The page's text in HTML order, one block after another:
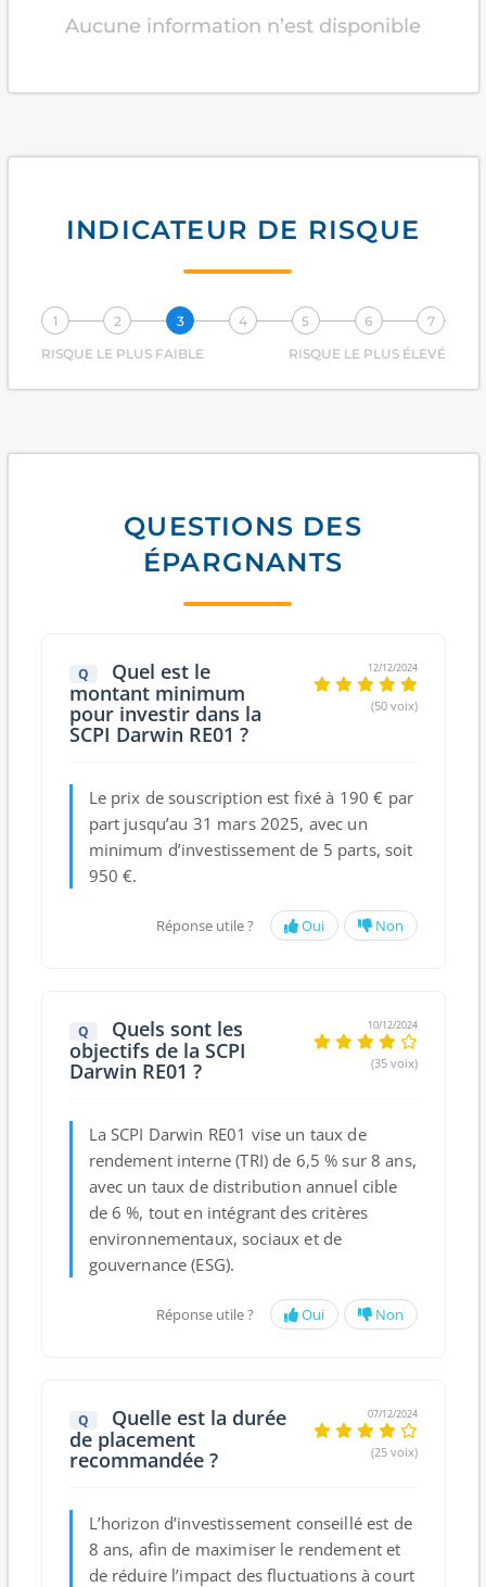
Aucune information n’est disponible
INDICATEUR DE RISQUE
1 2 3 4 5 6
7
RISQUE LE PLUS FAIBLE
RISQUE LE PLUS ÉLEVÉ
QUESTIONS DES
ÉPARGNANTS
Q
Quel est le
montant minimum
pour investir dans la
SCPI Darwin RE01 ?
12/12/2024
(50 voix)
Le prix de souscription est fixé à 190 € par
part jusqu’au 31 mars 2025, avec un
minimum d’investissement de 5 parts, soit
950 €.
Réponse utile ? Oui Non
Q
Quels sont les
objectifs de la SCPI
Darwin RE01 ?
10/12/2024
(35 voix)
La SCPI Darwin RE01 vise un taux de
rendement interne (TRI) de 6,5 % sur 8 ans,
avec un taux de distribution annuel cible
de 6 %, tout en intégrant des critères
environnementaux, sociaux et de
gouvernance (ESG).
Réponse utile ? Oui Non
Q
Quelle est la durée
de placement
recommandée ?
07/12/2024
(25 voix)
L’horizon d’investissement conseillé est de
8 ans, afin de maximiser le rendement et
de réduire l’impact des fluctuations à court